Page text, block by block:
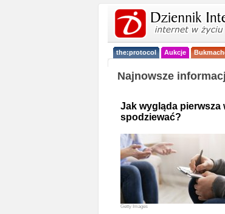
the:protocol Aukcje
Najnowsze
Jak wygląda
spodziewać?
Getty Images